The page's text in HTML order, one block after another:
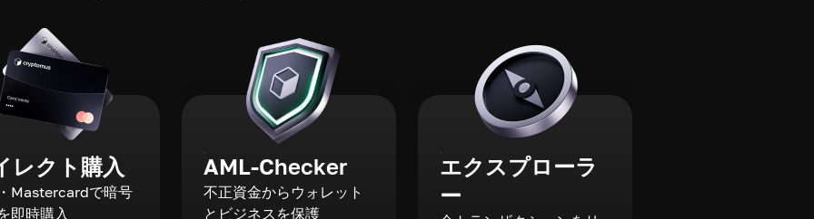
レクト購入
Mastercardで暗号
即時購入
AML-Checker
不正資金からウォレット
とビジネスを保護
エクスプローラ
ー